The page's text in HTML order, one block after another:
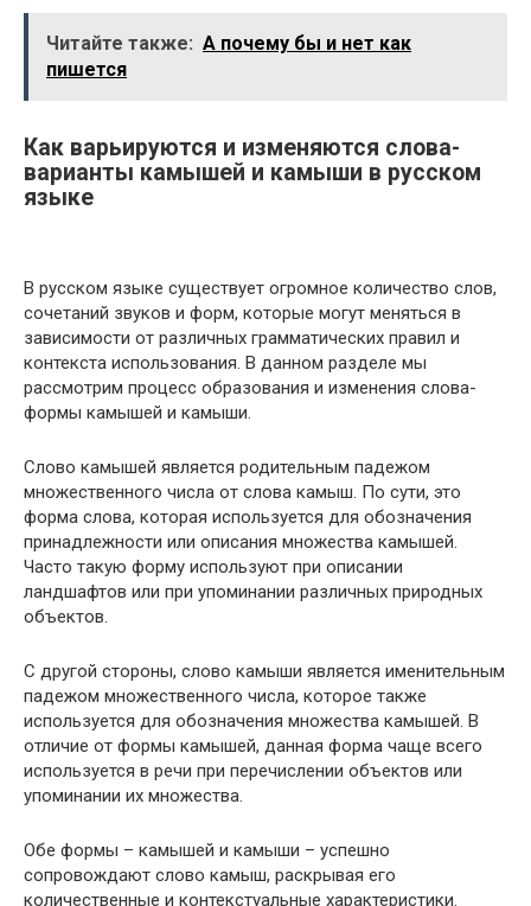
Читайте также: А почему бы и нет как
пишется
Как варьируются и изменяются слова-
варианты камышей и камыши в русском
языке
В русском языке существует огромное количество слов,
сочетаний звуков и форм, которые могут меняться в
зависимости от различных грамматических правил и
контекста использования. В данном разделе мы
рассмотрим процесс образования и изменения слова-
формы камышей и камыши.
Слово камышей является родительным падежом
множественного числа от слова камыш. По сути, это
форма слова, которая используется для обозначения
принадлежности или описания множества камышей.
Часто такую форму используют при описании
ландшафтов или при упоминании различных природных
объектов.
С другой стороны, слово камыши является именительным
падежом множественного числа, которое также
используется для обозначения множества камышей. В
отличие от формы камышей, данная форма чаще всего
используется в речи при перечислении объектов или
упоминании их множества.
Обе формы – камышей и камыши – успешно
сопровождают слово камыш, раскрывая его
количественные и контекстуальные характеристики.